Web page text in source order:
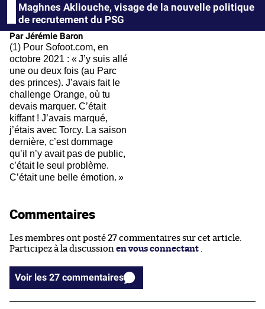
Maghnes Akliouche, visage de la nouvelle politique
de recrutement du PSG
Par Jérémie Baron
(1) Pour Sofoot.com, en
octobre 2021 : « J’y suis allé
une ou deux fois (au Parc
des princes). J’avais fait le
challenge Orange, où tu
devais marquer. C’était
kiffant ! J’avais marqué,
j’étais avec Torcy. La saison
dernière, c’est dommage
qu’il n’y avait pas de public,
c’était le seul problème.
C’était une belle émotion. »
Commentaires
Les membres ont posté 27 commentaires sur cet article.
Participez à la discussion en vous connectant
Voir les 27 commentaires